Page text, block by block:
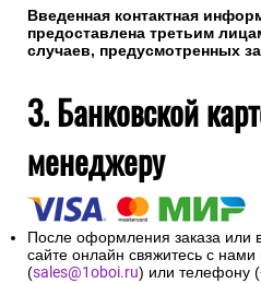
Введенная контактная
предоставлена третьим
случаев, предусмотренных
3. Банковской
менеджеру
После оформления заказа или
сайте онлайн свяжитесь с нами
(sales@1oboi.ru) или телефону (